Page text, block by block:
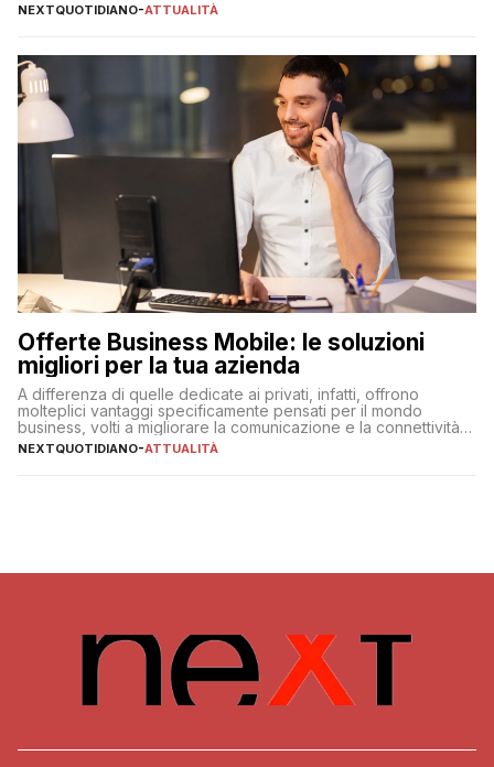
NEXTQUOTIDIANO-ATTUALITÀ
Offerte Business Mobile: le soluzioni
migliori per la tua azienda
A differenza di quelle dedicate ai privati, infatti, offrono
molteplici vantaggi specificamente pensati per il mondo
business, volti a migliorare la comunicazione e la connettività
degli utenti
NEXTQUOTIDIANO-ATTUALITÀ